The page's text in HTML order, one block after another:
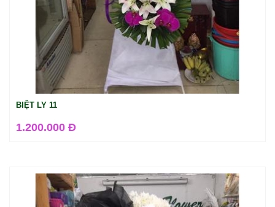
BIỆT LY 11
1.200.000 Đ